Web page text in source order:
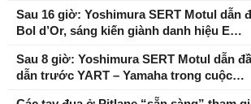
Sau 16 giờ: Yoshimura SERT Motul dẫn
Bol d’Or, sáng kiến ​​giành danh hiệu E…
Sau 8 giờ: Yoshimura SERT Motul dẫn
dẫn trước YART – Yamaha trong cuộc…